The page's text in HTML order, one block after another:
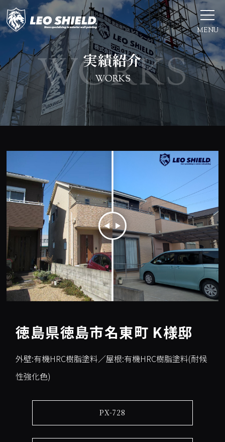
MENU
実績紹介
WORKS
徳島県徳島市名東町 K様邸
外壁:有機HRC樹脂塗料／屋根:有機HRC樹脂塗料(耐候
性強化色)
PX-728